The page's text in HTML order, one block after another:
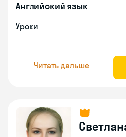
Английский язык
Уроки
Читать дальше